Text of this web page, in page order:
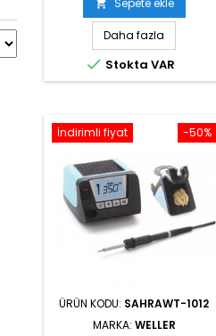

Daha fazla
 Stokta VAR
-50%
İndirimli fiyat
ÜRÜN KODU: SAHRAWT-1012
MARKA: WELLER